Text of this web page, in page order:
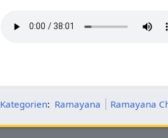
Kategorien: Ramayana Ramayana